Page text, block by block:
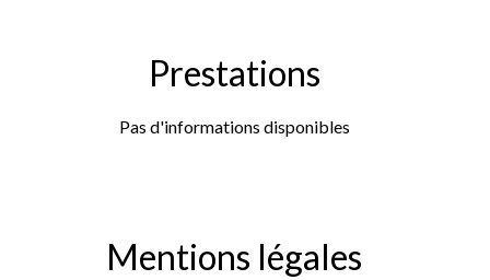
Prestations
Pas d'informations disponibles
Mentions légales